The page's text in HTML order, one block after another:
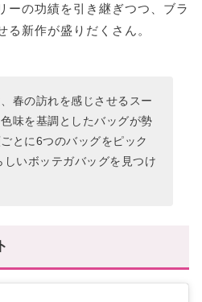
ーの功績を引き継ぎつつ、ブラ
る新作が盛りだくさん。
春の訪れを感じさせるスー
味を基調としたバッグが勢
とに6つのバッグをピック
しいボッテガバッグを見つけ